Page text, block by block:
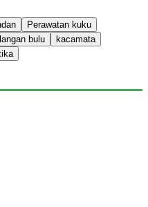
Perawatan kuku
bulu
kacamata